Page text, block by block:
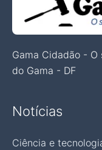
Gama Cidadão -
do Gama - DF
Notícias
Ciência e